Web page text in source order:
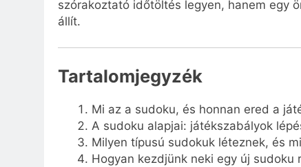
szórakoztató időtöltés legyen, hanem egy
állít.
Tartalomjegyzék
Mi az a sudoku, és honnan ered a
A sudoku alapjai: játékszabályok
Milyen típusú sudokuk léteznek, és
Hogyan kezdjünk neki egy új sudoku